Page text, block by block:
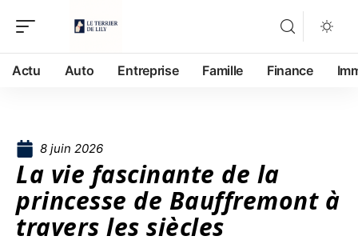
Actu Auto Entreprise Famille Finance
8 juin 2026
La vie fascinante de la
princesse de Bauffremont à
travers les siècles